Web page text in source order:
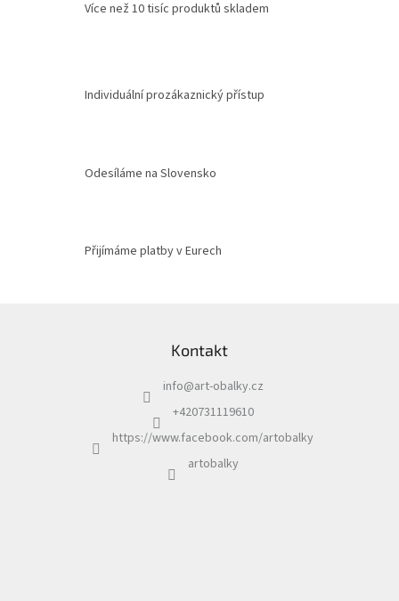
ý
Více než 10 tisíc produktů skladem
Individuální prozákaznický přístup
Odesíláme na Slovensko
Přijímáme platby v Eurech
Kontakt
info@art-obalky.cz
+420731119610
https://www.facebook.com/artobalky
artobalky